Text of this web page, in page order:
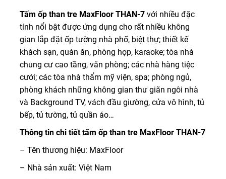
Tấm ốp than tre MaxFloor THAN-7 với nhiều đặc
tính nổi bật được ứng dụng cho rất nhiều không
gian lắp đặt ốp tường nhà phố, biệt thự; thiết kế
khách sạn, quán ăn, phòng họp, karaoke; tòa nhà
chung cư cao tầng, văn phòng; các nhà hàng tiệc
cưới; các tòa nhà thẩm mỹ viện, spa; phòng ngủ,
phòng khách những không gian thư giãn ngôi nhà
và Background TV, vách đầu giường, cửa vô hình, tủ
bếp, tủ tường, tủ quần áo…
Thông tin chi tiết tấm ốp than tre MaxFloor THAN-7
– Tên thương hiệu: MaxFloor
– Nhà sản xuất: Việt Nam